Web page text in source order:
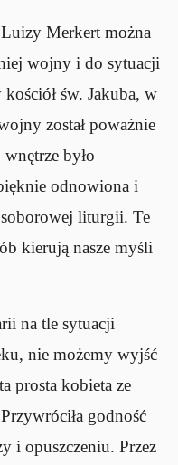
Merkert można
wojny i do sytuacji
św. Jakuba, w
został poważnie
było
odnowiona i
liturgii. Te
kierują nasze myśli
na tle sytuacji
nie możemy wyjść
prosta kobieta ze
godność
i opuszczeniu. Przez